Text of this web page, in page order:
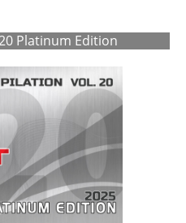
Platinum Edition